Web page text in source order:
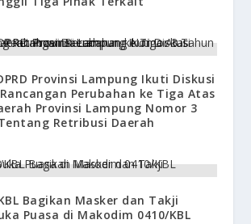
Provinsi Lampung Ikuti Diskusi
Perubahan ke Tiga Atas
Provinsi Lampung Nomor 3
Retribusi Daerah
Bagikan Masker dan Takji
Puasa di Makodim 0410/KBL